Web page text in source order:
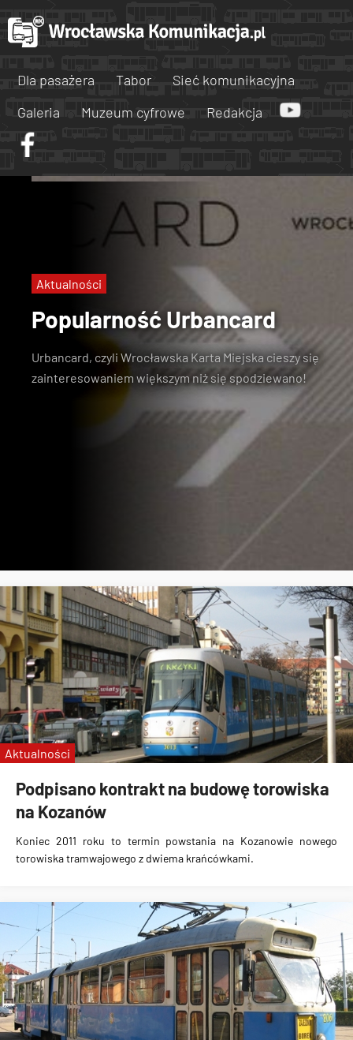
Dla pasażera Tabor
Sieć komunikacyjna
Galeria
Muzeum cyfrowe Redakcja
Popularność Urbancard
Urbancard, czyli Wrocławska Karta Miejska cieszy się
zainteresowaniem większym niż się spodziewano!
Aktualności
Podpisano kontrakt na budowę torowiska
na Kozanów
Koniec 2011 roku to termin powstania na Kozanowie nowego
torowiska tramwajowego z dwiema krańcówkami.
Aktualności